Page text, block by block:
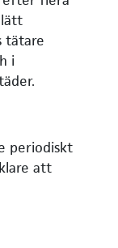
tätare
i
periodiskt
att